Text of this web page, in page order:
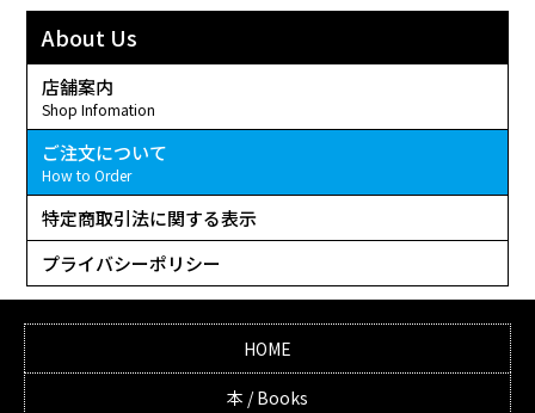
About Us
店舗案内
Shop Infomation
ご注文について
How to Order
特定商取引法に関する表示
プライバシーポリシー
HOME
本 / Books